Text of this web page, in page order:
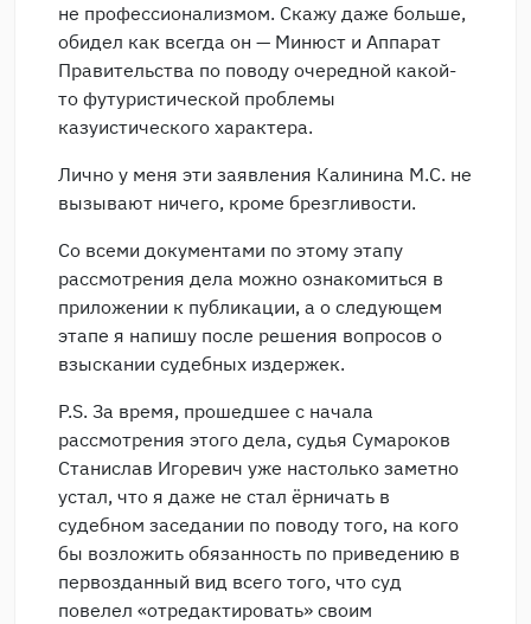
не профессионализмом. Скажу даже больше,
обидел как всегда он — Минюст и Аппарат
Правительства по поводу очередной какой-
то футуристической проблемы
казуистического характера.
Лично у меня эти заявления Калинина М.С. не
вызывают ничего, кроме брезгливости.
Со всеми документами по этому этапу
рассмотрения дела можно ознакомиться в
приложении к публикации, а о следующем
этапе я напишу после решения вопросов о
взыскании судебных издержек.
P.S. За время, прошедшее с начала
рассмотрения этого дела, судья Сумароков
Станислав Игоревич уже настолько заметно
устал, что я даже не стал ёрничать в
судебном заседании по поводу того, на кого
бы возложить обязанность по приведению в
первозданный вид всего того, что суд
повелел «отредактировать» своим